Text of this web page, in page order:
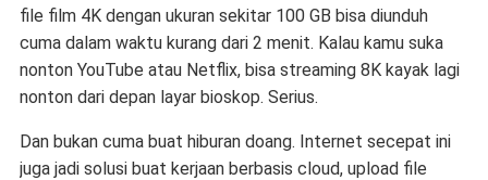
file film 4K dengan ukuran sekitar 100 GB bisa diunduh
cuma dalam waktu kurang dari 2 menit. Kalau kamu suka
nonton YouTube atau Netflix, bisa streaming 8K kayak lagi
nonton dari depan layar bioskop. Serius.
Dan bukan cuma buat hiburan doang. Internet secepat ini
juga jadi solusi buat kerjaan berbasis cloud, upload file